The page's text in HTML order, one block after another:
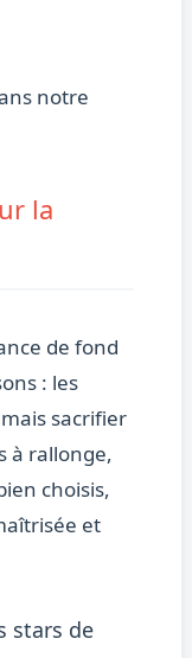
notre
la
de fond
: les
sacrifier
à rallonge,
choisis,
et
stars de